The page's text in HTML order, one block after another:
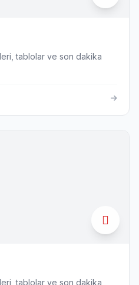
tablolar ve son dakika
tablolar ve son dakika